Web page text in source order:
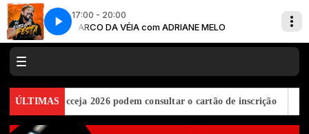
17:00 - 20:00
ARCO DA VÉIA com ADRIANE MELO
Bell Marques - Que Calor É Esse
ÚLTIMAS
do Encceja 2026 podem consultar o cartão de inscrição Estado